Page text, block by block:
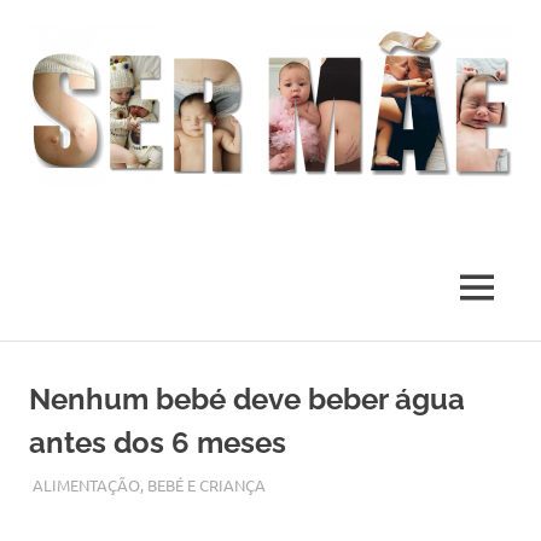
content
MENU
Nenhum bebé deve beber água
antes dos 6 meses
OUTUBRO 12, 2017
ADMIN
ALIMENTAÇÃO, BEBÉ E CRIANÇA